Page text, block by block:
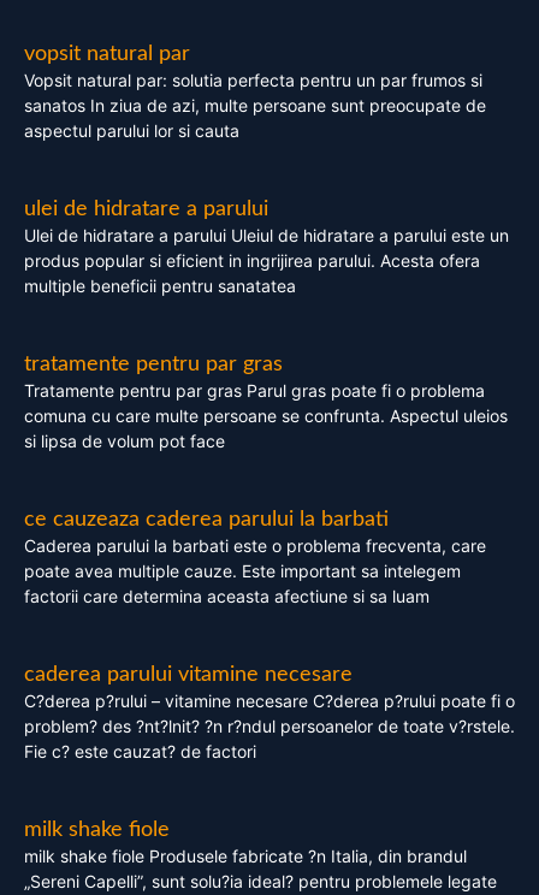
vopsit natural par
Vopsit natural par: solutia perfecta pentru un par frumos si
sanatos In ziua de azi, multe persoane sunt preocupate de
aspectul parului lor si cauta
ulei de hidratare a parului
Ulei de hidratare a parului Uleiul de hidratare a parului este un
produs popular si eficient in ingrijirea parului. Acesta ofera
multiple beneficii pentru sanatatea
tratamente pentru par gras
Tratamente pentru par gras Parul gras poate fi o problema
comuna cu care multe persoane se confrunta. Aspectul uleios
si lipsa de volum pot face
ce cauzeaza caderea parului la barbati
Caderea parului la barbati este o problema frecventa, care
poate avea multiple cauze. Este important sa intelegem
factorii care determina aceasta afectiune si sa luam
caderea parului vitamine necesare
C?derea p?rului – vitamine necesare C?derea p?rului poate fi o
problem? des ?nt?lnit? ?n r?ndul persoanelor de toate v?rstele.
Fie c? este cauzat? de factori
milk shake fiole
milk shake fiole Produsele fabricate ?n Italia, din brandul
„Sereni Capelli”, sunt solu?ia ideal? pentru problemele legate